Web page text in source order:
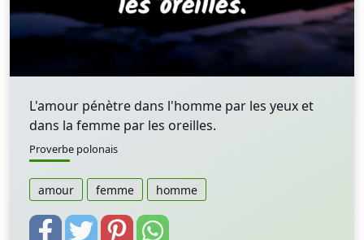
L'amour pénètre dans l'homme par les yeux et
dans la femme par les oreilles.
Proverbe polonais
amour femme homme